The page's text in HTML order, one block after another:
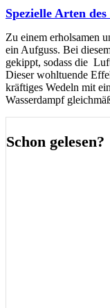
Spezielle Arten des
Zu einem erholsamen
ein Aufguss. Bei
gekippt, sodass die
Dieser wohltuende
kräftiges Wedeln mit
Wasserdampf
Schon gelesen?